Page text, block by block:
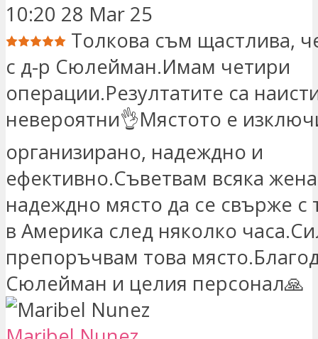
10:20 28 Mar 25
Толкова съм щастлива,
с д-р Сюлейман.Имам четири
операции.Резултатите са
невероятни👌Мястото е
организирано, надеждно и
ефективно.Съветвам всяка
надеждно място да се свърже
в Америка след няколко
препоръчвам това
Сюлейман и целия персонал🙏